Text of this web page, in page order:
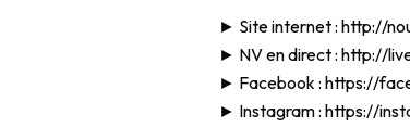
► Site internet : http://
► NV en direct : http://
► Facebook : https://
► Instagram : https://